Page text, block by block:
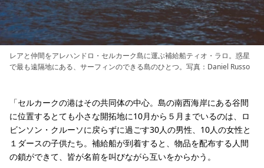
レアと仲間をアレハンドロ・セルカーク島に運ぶ補給船ティオ・ラロ。惑星
で最も遠隔地にある、サーフィンのできる島のひとつ。写真：Daniel Russo
「セルカークの港はその共同体の中心。島の南西海岸にある谷間
に位置するとても小さな開拓地に10月から５月までいるのは、ロ
ビンソン・クルーソに戻らずに過ごす30人の男性、10人の女性と
１ダースの子供たち。補給船が到着すると、物品を配布する人間
の鎖ができて、皆が名前を叫びながら互いをからかう。